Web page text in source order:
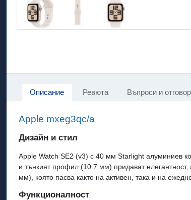
Описание Ревюта Въпроси и
Apple mxeg3qc/a
Дизайн и стил
Apple Watch SE2 (v3) с 40 мм Starlight алуминиев
и тънкият профил (10.7 мм) придават
мм), която пасва както на активен, така и на
Функционалност